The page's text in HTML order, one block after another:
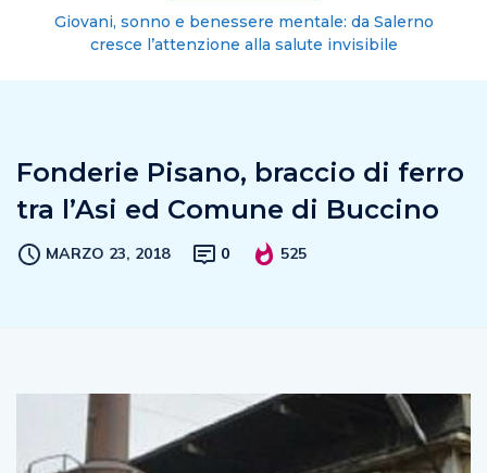
Giovani, sonno e benessere mentale: da Salerno
cresce l’attenzione alla salute invisibile
Fonderie Pisano, braccio di ferro
tra l’Asi ed Comune di Buccino
MARZO 23, 2018 0 525